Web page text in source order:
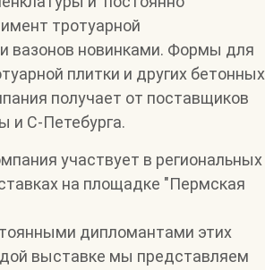
тротуарной
вазонов новинками. Формы для
плитки и других бетонных
получает от поставщиков
и С-Петебурга.
участвует в региональных
на площадке "Пермская
дипломантами этих
выставке мы представляем